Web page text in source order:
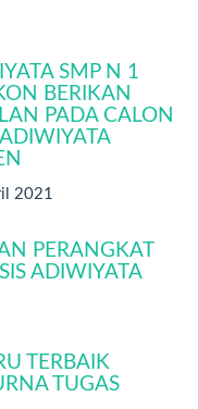
SMP N 1
BERIKAN
PADA CALON
2021
PERANGKAT
ADIWIYATA
TERBAIK
TUGAS